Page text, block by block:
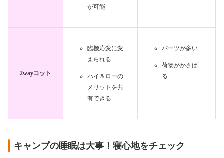
が可能
2wayコット
臨機応変に変
えられる
ハイ＆ローの
メリットを共
有できる
パーツが多い
荷物がかさば
る
キャンプの睡眠は大事！寝心地をチェック